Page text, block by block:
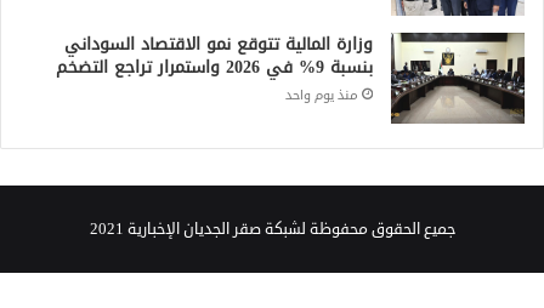
وزارة المالية تتوقع نمو الاقتصاد السوداني
بنسبة 9% في 2026 واستمرار تراجع التضخم
منذ يوم واحد
جميع الحقوق محفوظة لشبكة صقر الجديان الإخبارية 2021